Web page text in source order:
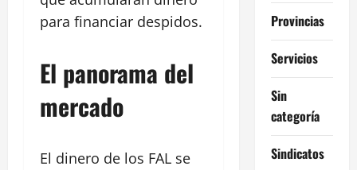
para financiar despidos.
El panorama del
mercado
El dinero de los FAL se
Provincias
Servicios
Sin
categoría
Sindicatos